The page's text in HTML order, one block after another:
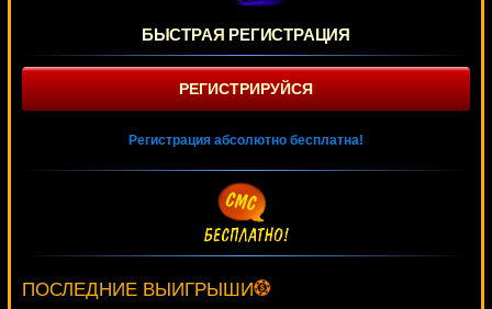
БЫСТРАЯ РЕГИСТРАЦИЯ
РЕГИСТРИРУЙСЯ
Регистрация абсолютно бесплатна!
ПОСЛЕДНИЕ ВЫИГРЫШИ
DenisVS***